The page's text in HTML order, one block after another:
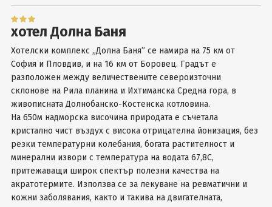
хотел Долна Баня
Хотелски комплекс „Долна Баня” се намира на 75 км от
София и Пловдив, и на 16 км от Боровец. Градът е
разположен между величествените североизточни
склонове на Рила планина и Ихтиманска Средна гора, в
живописната Долнобанско-Костенска котловина.
На 650м надморска височина природата е съчетала
кристално чист въздух с висока отрицателна йонизация, без
резки температурни колебания, богата растителност и
минерални извори с температура на водата 67,8С,
притежаващи широк спектър полезни качества на
акратотермите. Използва се за лекуване на ревматични и
кожни заболявания, както и такива на двигателната,